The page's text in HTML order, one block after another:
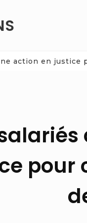
action en
pour